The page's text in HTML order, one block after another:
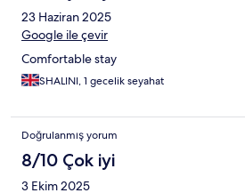
23 Haziran 2025
Google ile çevir
Comfortable stay
SHALINI, 1 gecelik seyahat
Doğrulanmış yorum
8/10 Çok iyi
3 Ekim 2025